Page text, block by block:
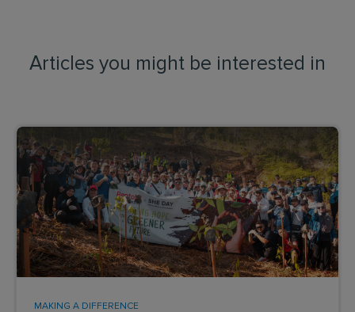
Articles you might be interested in
MAKING A DIFFERENCE